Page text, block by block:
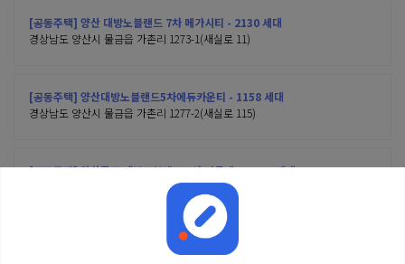
[공동주택] 양산 대방노블랜드 7차 메가시티 - 2130 세대
경상남도 양산시 물금읍 가촌리 1273-1(새실로 11)
[공동주택] 양산대방노블랜드5차에듀카운티 - 1158 세대
경상남도 양산시 물금읍 가촌리 1277-2(새실로 115)
[공동주택] 양산물금 대방노블랜드 6차 더클래스 - 703 세대
경상남도 양산시 물금읍 가촌리 1278-2(새실로 116)